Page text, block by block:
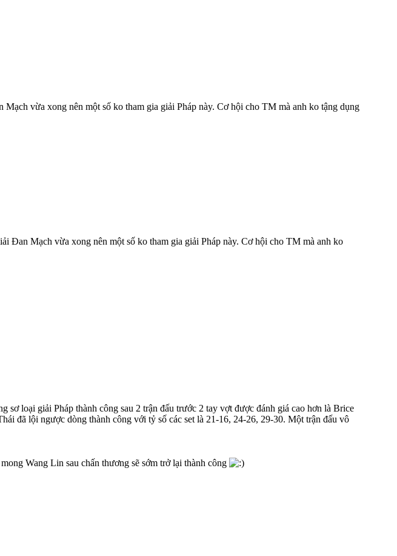
vừa xong nên một số ko tham gia giải Pháp này. Cơ hội cho TM mà anh ko tậng dụng
Đan Mạch vừa xong nên một số ko tham gia giải Pháp này. Cơ hội cho TM mà anh ko
loại giải Pháp thành công sau 2 trận đấu trước 2 tay vợt được đánh giá cao hơn là Brice
đã lội ngược dòng thành công với tỷ số các set là 21-16, 24-26, 29-30. Một trận đấu vô
Wang Lin sau chấn thương sẽ sớm trở lại thành công